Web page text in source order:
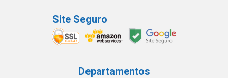
Site Seguro
Departamentos